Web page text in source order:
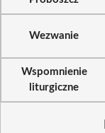
Wezwanie
Wspomnienie
liturgiczne